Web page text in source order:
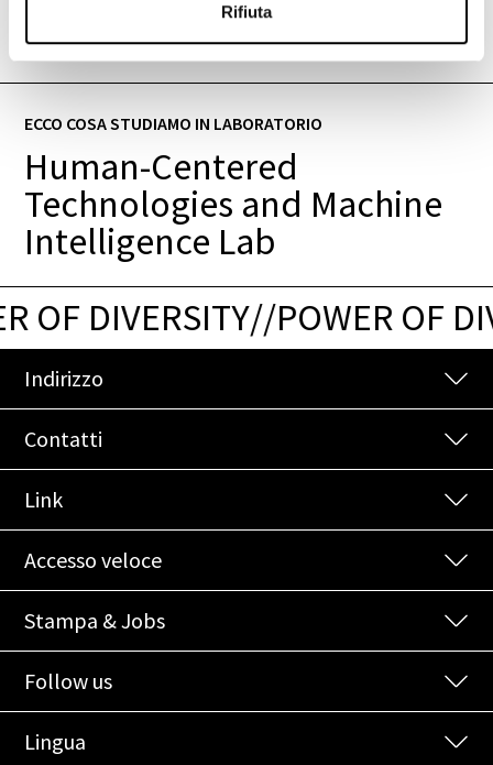
Rifiuta
Accelerated Life Testing Lab
ECCO COSA STUDIAMO IN LABORATORIO
Human-Centered
Technologies and Machine
Intelligence Lab
OF DIVERSITY//POWER OF
Indirizzo
Contatti
Link
Accesso veloce
Stampa & Jobs
Follow us
Lingua